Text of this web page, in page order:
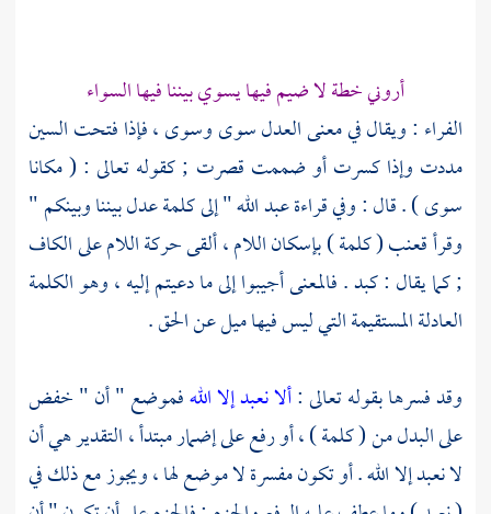
أروني خطة لا ضيم فيها يسوي بيننا فيها السواء
الفراء : ويقال في معنى العدل سوى وسوى ، فإذا فتحت السين
مددت وإذا كسرت أو ضممت قصرت ; كقوله تعالى : ( مكانا
سوى ) . قال : وفي قراءةعبد الله" إلى كلمة عدل بيننا وبينكم "
وقرأقعنب( كلمة ) بإسكان اللام ، ألقى حركة اللام على الكاف
; كما يقال : كبد . فالمعنى أجيبوا إلى ما دعيتم إليه ، وهو الكلمة
العادلة المستقيمة التي ليس فيها ميل عن الحق .
وقد فسرها بقوله تعالى :ألا نعبد إلا اللهفموضع " أن " خفض
على البدل من ( كلمة ) ، أو رفع على إضمار مبتدأ ، التقدير هي أن
لا نعبد إلا الله . أو تكون مفسرة لا موضع لها ، ويجوز مع ذلك في